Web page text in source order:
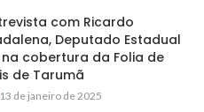
com Ricardo
Deputado Estadual
na cobertura da Folia de
de Tarumã
13 de janeiro de 2025